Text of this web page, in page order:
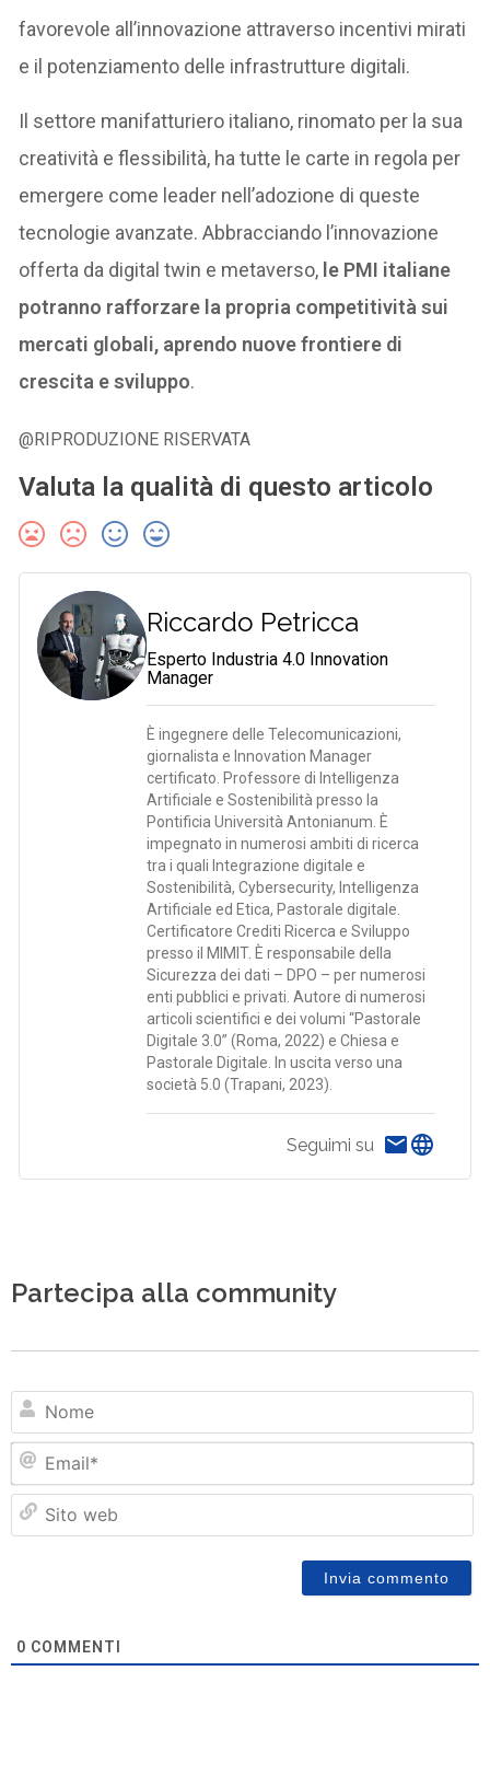
favorevole all’innovazione attraverso incentivi mirati
e il potenziamento delle infrastrutture digitali.
Il settore manifatturiero italiano, rinomato per la sua
creatività e flessibilità, ha tutte le carte in regola per
emergere come leader nell’adozione di queste
tecnologie avanzate. Abbracciando l’innovazione
offerta da digital twin e metaverso, le PMI italiane
potranno rafforzare la propria competitività sui
mercati globali, aprendo nuove frontiere di
crescita e sviluppo.
@RIPRODUZIONE RISERVATA
Valuta la qualità di questo articolo
Riccardo Petricca
Esperto Industria 4.0 Innovation
Manager
È ingegnere delle Telecomunicazioni,
giornalista e Innovation Manager
certificato. Professore di Intelligenza
Artificiale e Sostenibilità presso la
Pontificia Università Antonianum. È
impegnato in numerosi ambiti di ricerca
tra i quali Integrazione digitale e
Sostenibilità, Cybersecurity, Intelligenza
Artificiale ed Etica, Pastorale digitale.
Certificatore Crediti Ricerca e Sviluppo
presso il MIMIT. È responsabile della
Sicurezza dei dati – DPO – per numerosi
enti pubblici e privati. Autore di numerosi
articoli scientifici e dei volumi “Pastorale
Digitale 3.0” (Roma, 2022) e Chiesa e
Pastorale Digitale. In uscita verso una
società 5.0 (Trapani, 2023).
Seguimi su
Partecipa alla community
0 COMMENTI